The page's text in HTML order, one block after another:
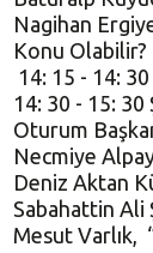
Nagihan
Konu Olabilir?
14: 15 - 14:
14: 30 - 15:
Oturum
Necmiye
Deniz Aktan
Sabahattin Ali
Mesut Varlık,